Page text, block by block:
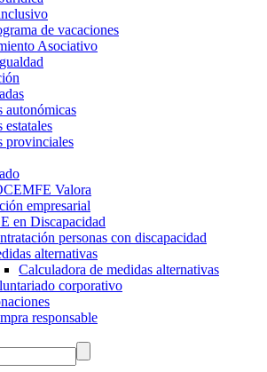
de vacaciones
Asociativo
autonómicas
estatales
provinciales
Valora
empresarial
en Discapacidad
personas con discapacidad
alternativas
Calculadora de medidas alternativas
corporativo
responsable